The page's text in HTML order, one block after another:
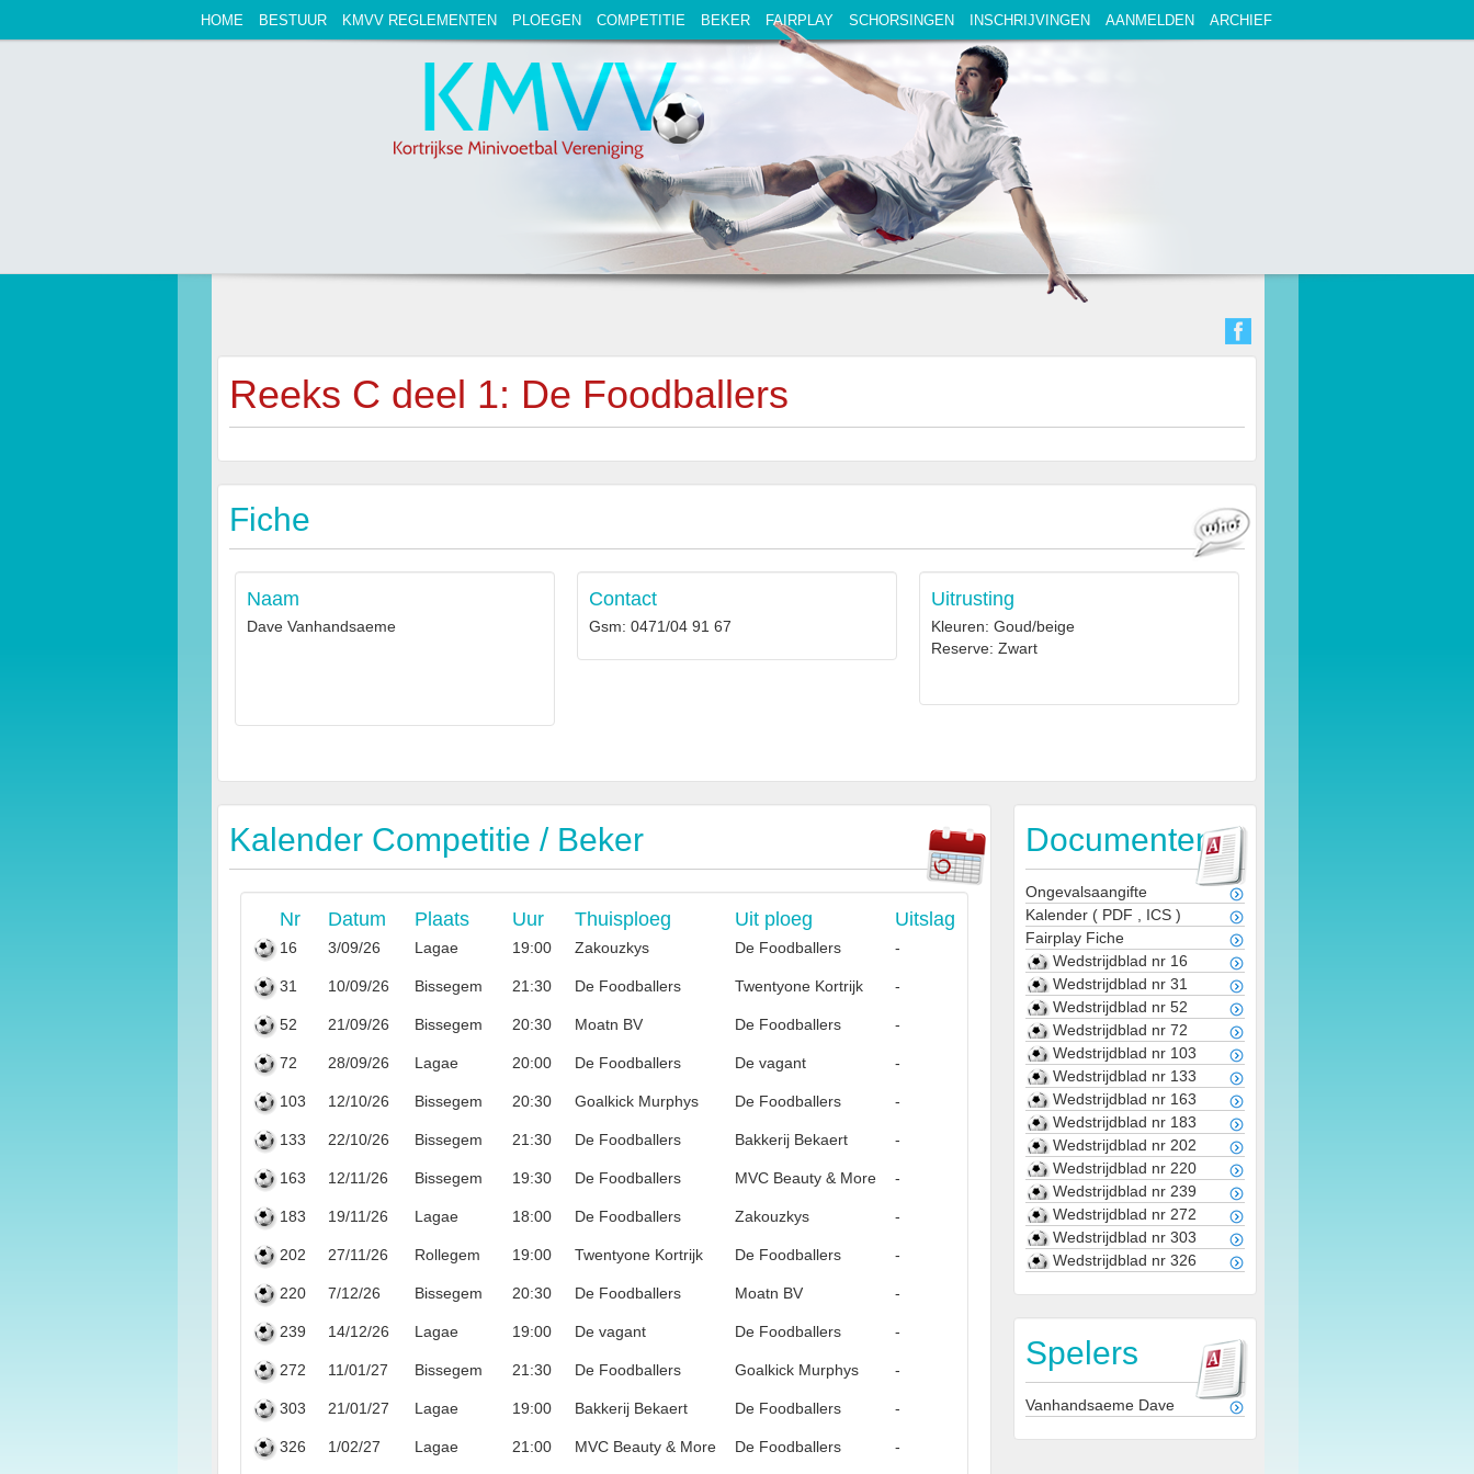
HOME BESTUUR KMVV REGLEMENTEN PLOEGEN COMPETITIE BEKER FAIRPLAY SCHORSINGEN INSCHRIJVINGEN AANMELDEN ARCHIEF
Reeks C deel 1: De Foodballers
Fiche
Naam
Dave Vanhandsaeme
Contact
Gsm: 0471/04 91 67
Uitrusting
Kleuren: Goud/beige
Reserve: Zwart
Kalender Competitie / Beker
Nr Datum Plaats Uur Thuisploeg Uit ploeg Uitslag
16 3/09/26 Lagae 19:00 Zakouzkys De Foodballers -
31 10/09/26 Bissegem 21:30 De Foodballers Twentyone Kortrijk -
52 21/09/26 Bissegem 20:30 Moatn BV De Foodballers -
72 28/09/26 Lagae 20:00 De Foodballers De vagant -
103 12/10/26 Bissegem 20:30 Goalkick Murphys De Foodballers -
133 22/10/26 Bissegem 21:30 De Foodballers Bakkerij Bekaert -
163 12/11/26 Bissegem 19:30 De Foodballers MVC Beauty & More -
183 19/11/26 Lagae 18:00 De Foodballers Zakouzkys -
202 27/11/26 Rollegem 19:00 Twentyone Kortrijk De Foodballers -
220 7/12/26 Bissegem 20:30 De Foodballers Moatn BV -
239 14/12/26 Lagae 19:00 De vagant De Foodballers -
272 11/01/27 Bissegem 21:30 De Foodballers Goalkick Murphys -
303 21/01/27 Lagae 19:00 Bakkerij Bekaert De Foodballers -
326 1/02/27 Lagae 21:00 MVC Beauty & More De Foodballers -
Documenten
Ongevalsaangifte
Kalender ( PDF ICS )
Fairplay Fiche
Wedstrijdblad nr 16
Wedstrijdblad nr 31
Wedstrijdblad nr 52
Wedstrijdblad nr 72
Wedstrijdblad nr 103
Wedstrijdblad nr 133
Wedstrijdblad nr 163
Wedstrijdblad nr 183
Wedstrijdblad nr 202
Wedstrijdblad nr 220
Wedstrijdblad nr 239
Wedstrijdblad nr 272
Wedstrijdblad nr 303
Wedstrijdblad nr 326
Spelers
Vanhandsaeme Dave